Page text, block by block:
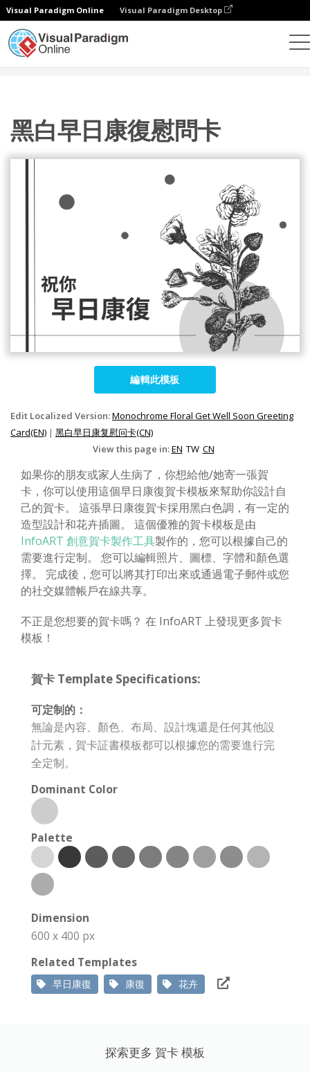
Visual Paradigm Online Visual Paradigm Desktop
黑白早日康復慰問卡
編輯此模板
Edit Localized Version:Monochrome Floral Get Well Soon Greeting
Card(EN) | 黑白早日康复慰问卡(CN)
View this page in:EN TW CN
如果你的朋友或家人生病了，你想給他/她寄一張賀
卡，你可以使用這個早日康復賀卡模板來幫助你設計自
己的賀卡。 這張早日康復賀卡採用黑白色調，有一定的
造型設計和花卉插圖。 這個優雅的賀卡模板是由
InfoART 創意賀卡製作工具製作的，您可以根據自己的
需要進行定制。 您可以編輯照片、圖標、字體和顏色選
擇。 完成後，您可以將其打印出來或通過電子郵件或您
的社交媒體帳戶在線共享。
不正是您想要的賀卡嗎？ 在 InfoART 上發現更多賀卡
模板！
賀卡 Template Specifications:
可定制的：
無論是內容、顏色、布局、設計塊還是任何其他設
計元素，賀卡証書模板都可以根據您的需要進行完
全定制。
Dominant Color
Palette
Dimension
600 x 400 px
Related Templates
早日康復 康復 花卉
探索更多 賀卡 模板